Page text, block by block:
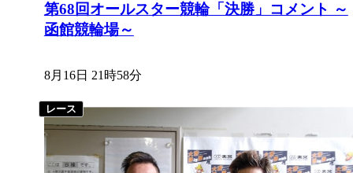
第68回オールスター競輪「決勝」コメント ～
函館競輪場～
8月16日 21時58分